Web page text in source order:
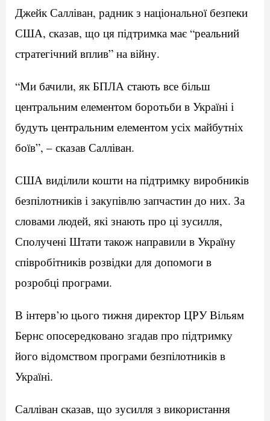
Джейк Салліван, радник з національної безпеки
США, сказав, що ця підтримка має “реальний
стратегічний вплив” на війну.
“Ми бачили, як БПЛА стають все більш
центральним елементом боротьби в Україні і
будуть центральним елементом усіх майбутніх
боїв”, – сказав Салліван.
США виділили кошти на підтримку виробників
безпілотників і закупівлю запчастин до них. За
словами людей, які знають про ці зусилля,
Сполучені Штати також направили в Україну
співробітників розвідки для допомоги в
розробці програми.
В інтерв’ю цього тижня директор ЦРУ Вільям
Бернс опосередковано згадав про підтримку
його відомством програми безпілотників в
Україні.
Салліван сказав, що зусилля з використання